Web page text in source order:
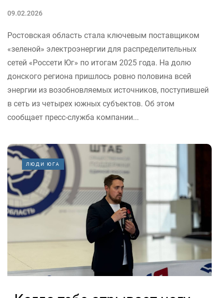
09.02.2026
Ростовская область стала ключевым поставщиком
«зеленой» электроэнергии для распределительных
сетей «Россети Юг» по итогам 2025 года. На долю
донского региона пришлось ровно половина всей
энергии из возобновляемых источников, поступившей
в сеть из четырех южных субъектов. Об этом
сообщает пресс-служба компании...
ЛЮДИ ЮГА